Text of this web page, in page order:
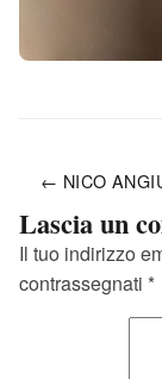
← NICO
Lascia un
Il tuo indirizzo
contrassegnati *